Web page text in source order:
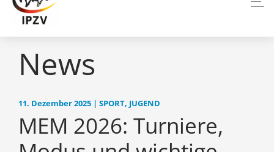
News
11. Dezember 2025 | SPORT, JUGEND
MEM 2026: Turniere,